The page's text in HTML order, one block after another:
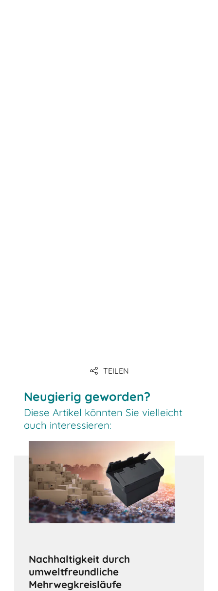
TEILEN
Neugierig geworden?
Diese Artikel könnten Sie vielleicht
auch interessieren:
Nachhaltigkeit durch
umweltfreundliche
Mehrwegkreisläufe